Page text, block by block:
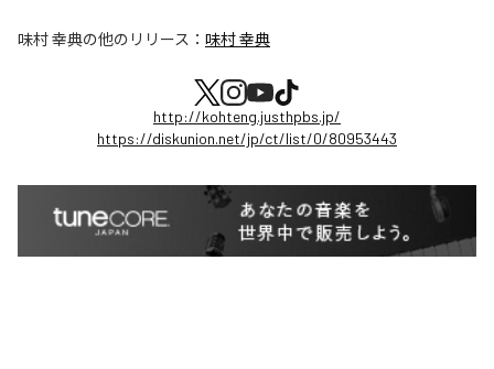
味村 幸典の他のリリース： 味村 幸典
http://kohteng.justhpbs.jp/
https://diskunion.net/jp/ct/list/0/80953443